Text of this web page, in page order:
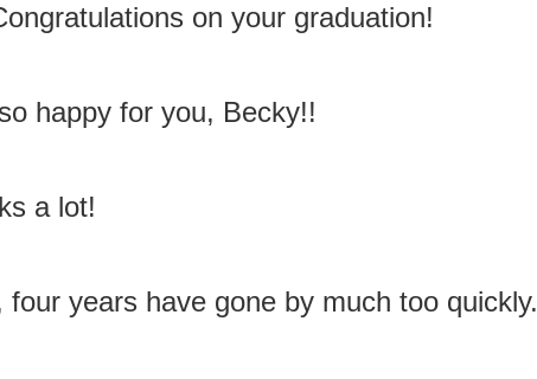
on your graduation!
happy for you, Becky!!
a lot!
four years have gone by much too quickly.